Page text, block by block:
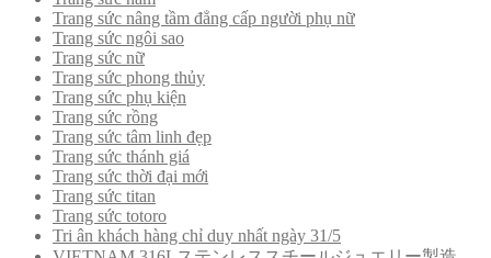
Trang sức nâng tầm đẳng cấp người phụ nữ
Trang sức ngôi sao
Trang sức nữ
Trang sức phong thủy
Trang sức phụ kiện
Trang sức rồng
Trang sức tâm linh đẹp
Trang sức thánh giá
Trang sức thời đại mới
Trang sức titan
Trang sức totoro
Tri ân khách hàng chỉ duy nhất ngày 31/5